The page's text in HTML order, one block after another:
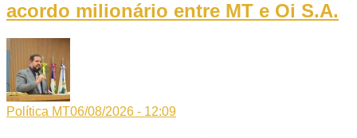
acordo milionário entre MT e Oi S.A.
Política MT06/08/2026 - 12:09